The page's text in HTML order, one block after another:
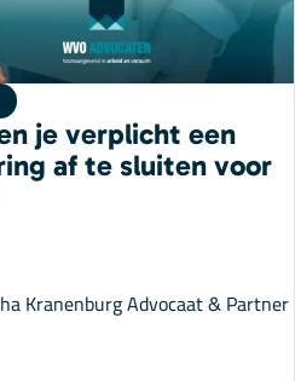
je verplicht een
af te sluiten voor
KranenburgAdvocaat & Partner